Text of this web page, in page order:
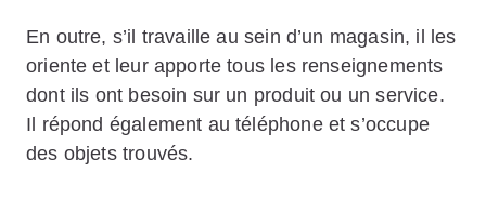
En outre, s’il travaille au sein d’un magasin, il les
oriente et leur apporte tous les renseignements
dont ils ont besoin sur un produit ou un service.
Il répond également au téléphone et s’occupe
des objets trouvés.